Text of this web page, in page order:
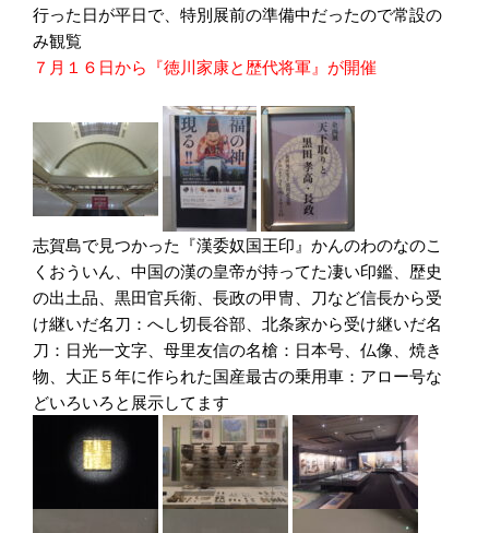
行った日が平日で、特別展前の準備中だったので常設の
み観覧
７月１６日から『徳川家康と歴代将軍』が開催
志賀島で見つかった『漢委奴国王印』かんのわのなのこ
くおういん、中国の漢の皇帝が持ってた凄い印鑑、歴史
の出土品、黒田官兵衛、長政の甲冑、刀など信長から受
け継いだ名刀：へし切長谷部、北条家から受け継いだ名
刀：日光一文字、母里友信の名槍：日本号、仏像、焼き
物、大正５年に作られた国産最古の乗用車：アロー号な
どいろいろと展示してます